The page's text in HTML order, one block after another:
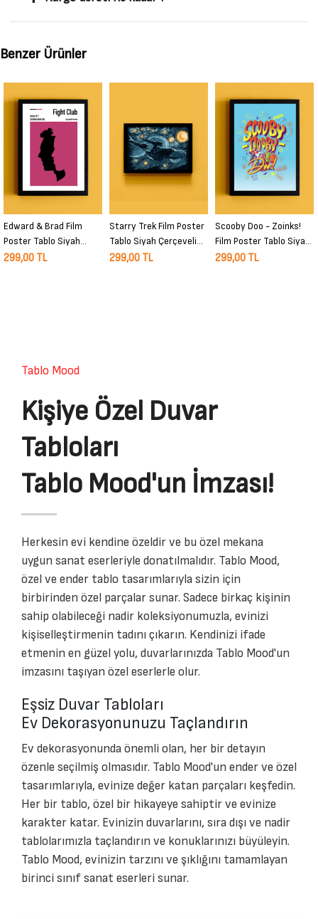
Benzer Ürünler
Edward & Brad Film
Poster Tablo Siyah
Çerçeveli Yüksek Kalite
299,00 TL
Starry Trek Film Poster
Tablo Siyah Çerçeveli
Yüksek Kalite Film Duvar
299,00 TL
Scooby Doo - Zoinks!
Film Poster Tablo Siyah
Çerçeveli Yüksek Kalite
299,00 TL
Tablo Mood
Kişiye Özel Duvar
Tabloları
Tablo Mood'un İmzası!
Herkesin evi kendine özeldir ve bu özel mekana
uygun sanat eserleriyle donatılmalıdır. Tablo Mood,
özel ve ender tablo tasarımlarıyla sizin için
birbirinden özel parçalar sunar. Sadece birkaç kişinin
sahip olabileceği nadir koleksiyonumuzla, evinizi
kişiselleştirmenin tadını çıkarın. Kendinizi ifade
etmenin en güzel yolu, duvarlarınızda Tablo Mood'un
imzasını taşıyan özel eserlerle olur.
Eşsiz Duvar Tabloları
Ev Dekorasyonunuzu Taçlandırın
Ev dekorasyonunda önemli olan, her bir detayın
özenle seçilmiş olmasıdır. Tablo Mood'un ender ve özel
tasarımlarıyla, evinize değer katan parçaları keşfedin.
Her bir tablo, özel bir hikayeye sahiptir ve evinize
karakter katar. Evinizin duvarlarını, sıra dışı ve nadir
tablolarımızla taçlandırın ve konuklarınızı büyüleyin.
Tablo Mood, evinizin tarzını ve şıklığını tamamlayan
birinci sınıf sanat eserleri sunar.